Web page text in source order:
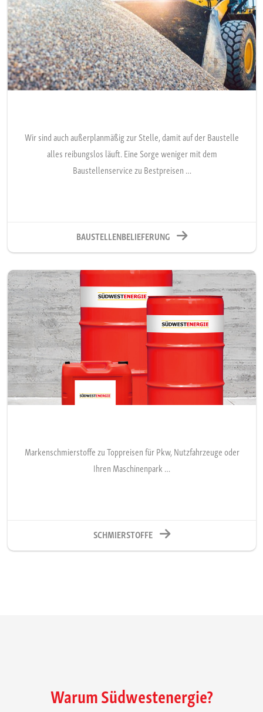
Wir sind auch außerplanmäßig zur Stelle, damit auf der Baustelle
alles reibungslos läuft. Eine Sorge weniger mit dem
Baustellenservice zu Bestpreisen …
BAUSTELLENBELIEFERUNG
Markenschmierstoffe zu Toppreisen für Pkw, Nutzfahrzeuge oder
Ihren Maschinenpark …
SCHMIERSTOFFE
Warum Südwestenergie?